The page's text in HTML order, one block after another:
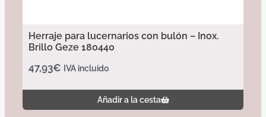
Herraje para lucernarios con bulón – Inox.
Brillo Geze 180440
47,93€ IVA incluido
Añadir a la cesta